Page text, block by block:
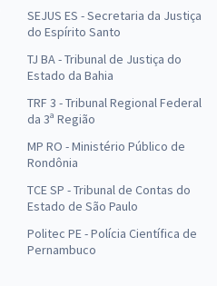
SEJUS ES - Secretaria da Justiça
do Espírito Santo
TJ BA - Tribunal de Justiça do
Estado da Bahia
TRF 3 - Tribunal Regional Federal
da 3ª Região
MP RO - Ministério Público de
Rondônia
TCE SP - Tribunal de Contas do
Estado de São Paulo
Politec PE - Polícia Científica de
Pernambuco